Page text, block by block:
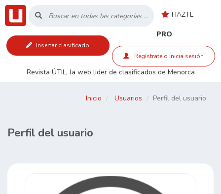
HAZTE
PRO
Insertar clasificado
Regístrate o inicia sesión
Revista ÚTIL, la web lider de clasificados de Menorca
Inicio
RSS
Inicio Usuarios Perfil del usuario
Perfil del usuario